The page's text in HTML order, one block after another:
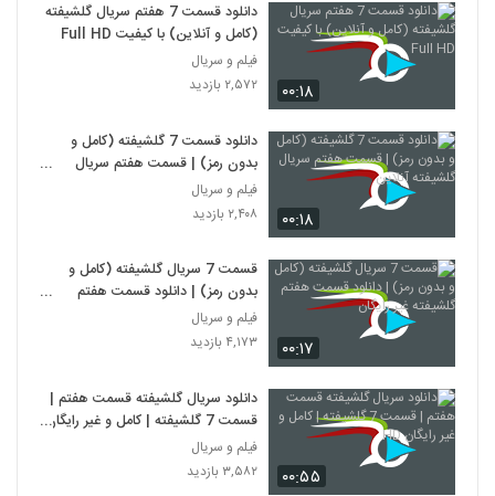
۰۰:۱۸
دانلود قسمت 7 هفتم سریال گلشیفته
(کامل و آنلاین) با کیفیت Full HD
فیلم و سریال
۲,۵۷۲ بازدید
۰۰:۱۸
دانلود قسمت 7 گلشیفته (کامل و
بدون رمز) | قسمت هفتم سریال
گلشیفته آنلاین
فیلم و سریال
۲,۴۰۸ بازدید
۰۰:۱۷
قسمت 7 سریال گلشیفته (کامل و
بدون رمز) | دانلود قسمت هفتم
گلشیفته غیر رایگان
فیلم و سریال
۴,۱۷۳ بازدید
۰۰:۵۵
دانلود سریال گلشیفته قسمت هفتم |
قسمت 7 گلشیفته | کامل و غیر رایگان
HD
فیلم و سریال
۳,۵۸۲ بازدید